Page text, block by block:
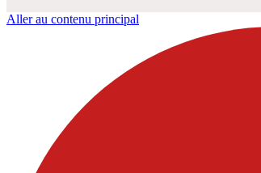
Aller au contenu principal